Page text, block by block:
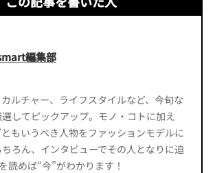
編集部
ルチャー、ライフスタイルなど、今旬な
してピックアップ。モノ・コトに加え
もいうべき人物をファッションモデルに
ろん、インタビューでその人となりに迫
読めば“今”がわかります！